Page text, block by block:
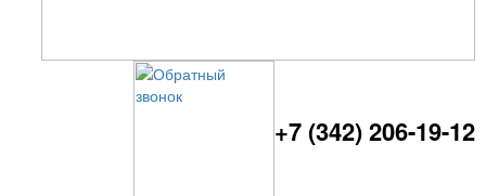
+7 (342) 206-19-12